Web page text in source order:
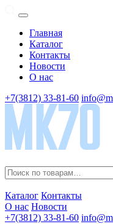
Главная
Каталог
Контакты
Новости
О нас
+7(3812) 33-81-60
Каталог Контакты
О нас Новости
+7(3812) 33-81-60